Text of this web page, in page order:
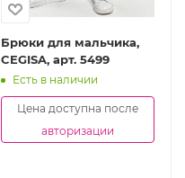
Брюки для мальчика,
CEGISA, арт. 5499
Есть в наличии
Цена доступна после
авторизации